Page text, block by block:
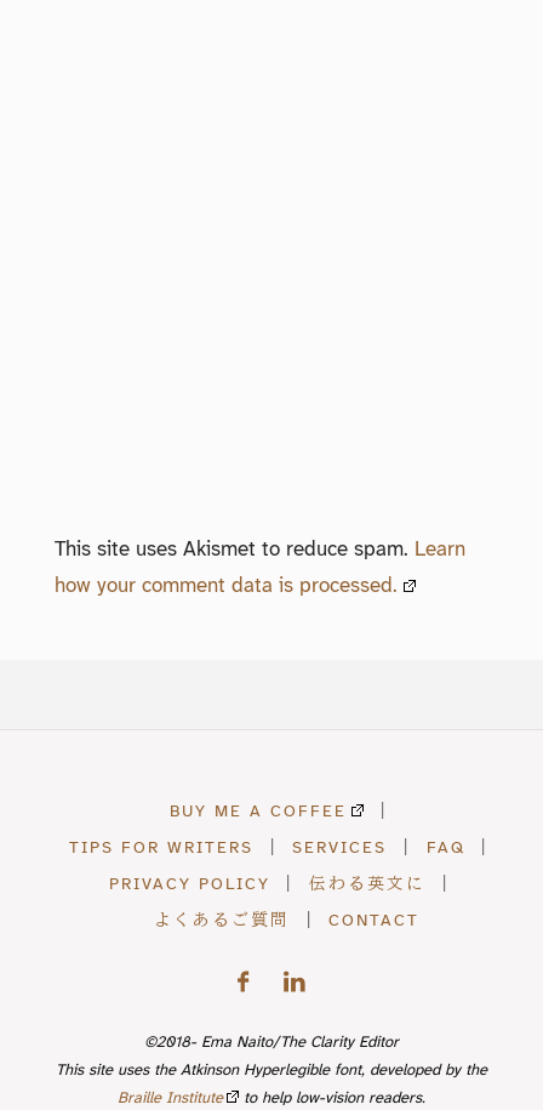
This site uses Akismet to reduce spam. Learn
how your comment data is processed.
BUY ME A COFFEE
TIPS FOR WRITERS SERVICES FAQ
PRIVACY POLICY 伝わる英文に
よくあるご質問 CONTACT
©2018- Ema Naito/The Clarity Editor
This site uses the Atkinson Hyperlegible font, developed by the
Braille Institute
to help low-vision readers.